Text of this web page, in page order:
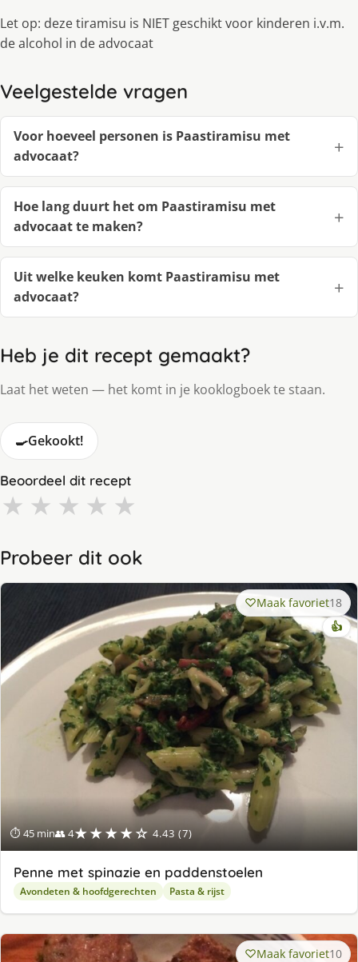
Let op: deze tiramisu is NIET geschikt voor kinderen i.v.m.
de alcohol in de advocaat
Veelgestelde vragen
Voor hoeveel personen is Paastiramisu met
advocaat?
Hoe lang duurt het om Paastiramisu met
advocaat te maken?
Uit welke keuken komt Paastiramisu met
advocaat?
Heb je dit recept gemaakt?
Laat het weten — het komt in je kooklogboek te staan.
🍳Gekookt!
Beoordeel dit recept
★ ★ ★ ★ ★
Probeer dit ook
⏱ 45 min👥 4★★★★☆ 4.43 (7)
Maak favoriet18
👍
Penne met spinazie en paddenstoelen
Avondeten & hoofdgerechten Pasta & rijst
Maak favoriet10